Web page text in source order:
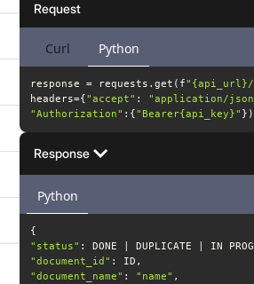
Request
Curl Python
response = requests.get(f
headers={"accept" : "application/
"Authorization" :{"Bearer{api_key}" })
Response
Python
"status"
"document_id"
"document_name" : "name"